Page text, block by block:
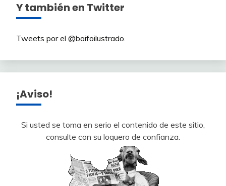
Y también en Twitter
Tweets por el @baifoilustrado.
¡Aviso!
Si usted se toma en serio el contenido de este sitio,
consulte con su loquero de confianza.